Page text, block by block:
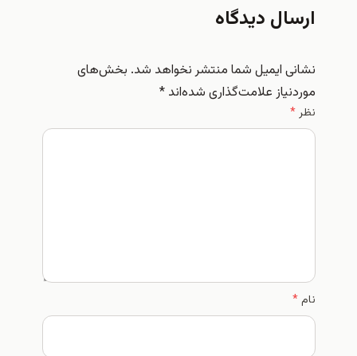
دیدگاه
ایمیل شما منتشر نخواهد شد.بخش‌های
علامت‌گذاری شده‌اند*